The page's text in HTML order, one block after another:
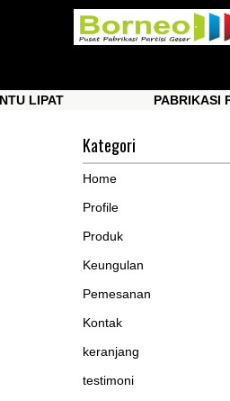
PABRIKASI
Kategori
Home
Profile
Produk
Keungulan
Pemesanan
Kontak
keranjang
testimoni